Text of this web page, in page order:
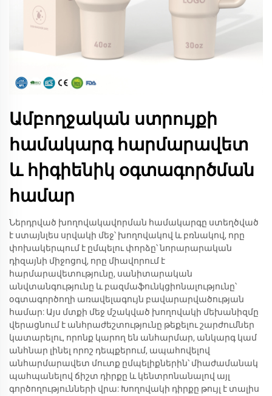
Ամբողջական ստրույքի
համակարգ հարմարավետ
և հիգիենիկ օգտագործման
համար
Ներդրված խողովակավորման համակարգը ստեղծված
է ստայնլես սրվակի մեջ՝ խողովակով և բռնակով, որը
փոխակերպում է ըմպելու փորձը՝ նորարարական
դիզայնի միջոցով, որը միավորում է
հարմարավետությունը, սանիտարական
անվտանգությունը և բազմաֆունկցիոնալությունը՝
օգտագործողի առավելագույն բավարարվածության
համար: Այս մտքի մեջ մշակված խողովակի մեխանիզմը
վերացնում է անհրաժեշտությունը թեքելու շարժումներ
կատարելու, որոնք կարող են անհարմար, անկարգ կամ
անհնար լինել որոշ դեպքերում, ապահովելով
անհարմարավետ մուտք ըմպելիքներին՝ միաժամանակ
պահպանելով ճիշտ դիրքը և կենտրոնանալով այլ
գործողությունների վրա: Խողովակի դիրքը թույլ է տալիս